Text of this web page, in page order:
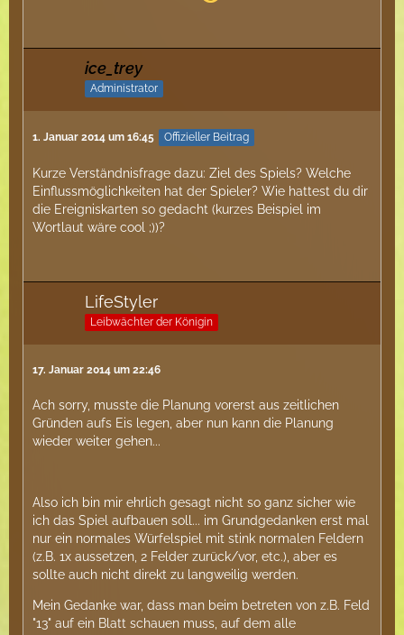
ice_trey
Administrator
1. Januar 2014 um 16:45 Offizieller Beitrag
Kurze Verständnisfrage dazu: Ziel des Spiels? Welche
Einflussmöglichkeiten hat der Spieler? Wie hattest du dir
die Ereigniskarten so gedacht (kurzes Beispiel im
Wortlaut wäre cool ;))?
LifeStyler
Leibwächter der Königin
17. Januar 2014 um 22:46
Ach sorry, musste die Planung vorerst aus zeitlichen
Gründen aufs Eis legen, aber nun kann die Planung
wieder weiter gehen...
Also ich bin mir ehrlich gesagt nicht so ganz sicher wie
ich das Spiel aufbauen soll... im Grundgedanken erst mal
nur ein normales Würfelspiel mit stink normalen Feldern
(z.B. 1x aussetzen, 2 Felder zurück/vor, etc.), aber es
sollte auch nicht direkt zu langweilig werden.
Mein Gedanke war, dass man beim betreten von z.B. Feld
"13" auf ein Blatt schauen muss, auf dem alle